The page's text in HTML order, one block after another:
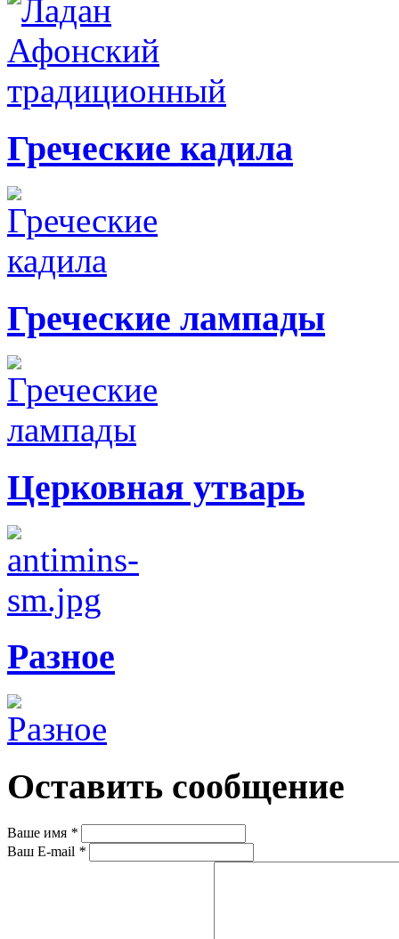
Греческие кадила
Греческие лампады
Церковная утварь
Разное
Оставить сообщение
Ваше имя *
Ваш E-mail *